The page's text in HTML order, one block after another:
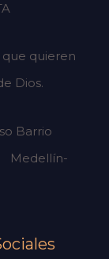
quieren
Dios.
Barrio
Medellín-